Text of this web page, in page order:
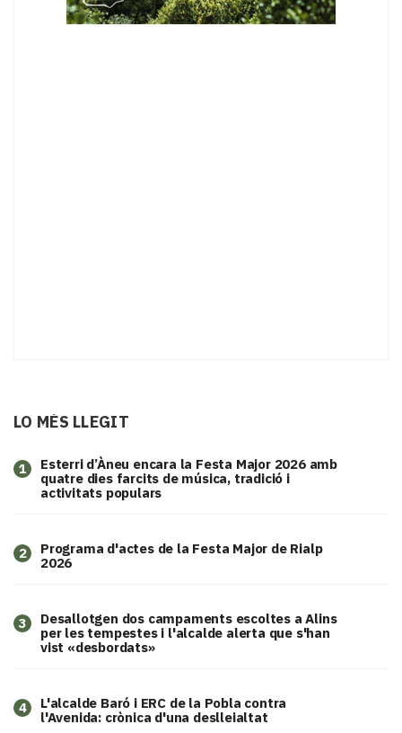
LO MÉS LLEGIT
1
Esterri d’Àneu encara la Festa Major 2026 amb
quatre dies farcits de música, tradició i
activitats populars
2
Programa d'actes de la Festa Major de Rialp
2026
3
​Desallotgen dos campaments escoltes a Alins
per les tempestes i l'alcalde alerta que s'han
vist «desbordats»
4
L'alcalde Baró i ERC de la Pobla contra
l'Avenida: crònica d'una deslleialtat